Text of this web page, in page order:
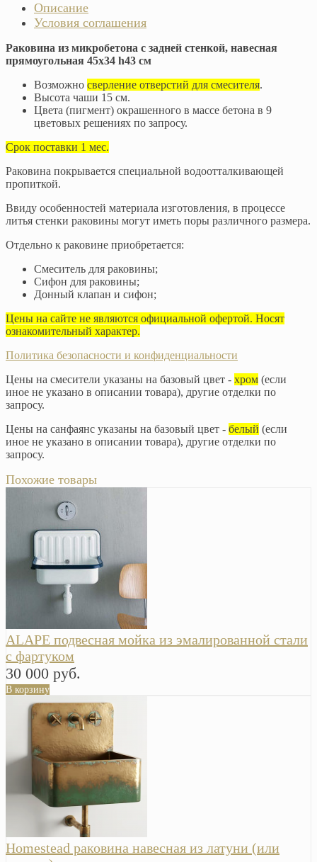
Описание
Условия соглашения
Раковина из микробетона с задней стенкой, навесная
прямоугольная 45х34 h43 см
Возможно сверление отверстий для смесителя.
Высота чаши 15 см.
Цвета (пигмент) окрашенного в массе бетона в 9
цветовых решениях по запросу.
Срок поставки 1 мес.
Раковина покрывается специальной водоотталкивающей
пропиткой.
Ввиду особенностей материала изготовления, в процессе
литья стенки раковины могут иметь поры различного размера.
Отдельно к раковине приобретается:
Смеситель для раковины;
Сифон для раковины;
Донный клапан и сифон;
Цены на сайте не являются официальной офертой. Носят
ознакомительный характер.
Политика безопасности и конфиденциальности
Цены на смесители указаны на базовый цвет - хром (если
иное не указано в описании товара), другие отделки по
запросу.
Цены на санфаянс указаны на базовый цвет - белый (если
иное не указано в описании товара), другие отделки по
запросу.
Похожие товары
ALAPE подвесная мойка из эмалированной стали
с фартуком
30 000 руб.
В корзину
Homestead раковина навесная из латуни (или